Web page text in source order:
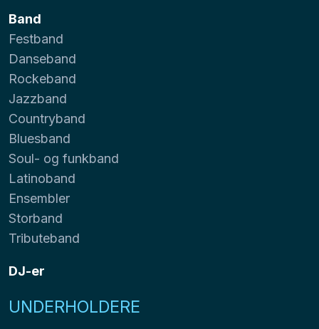
Band
Festband
Danseband
Rockeband
Jazzband
Countryband
Bluesband
Soul- og funkband
Latinoband
Ensembler
Storband
Tributeband
DJ-er
UNDERHOLDERE